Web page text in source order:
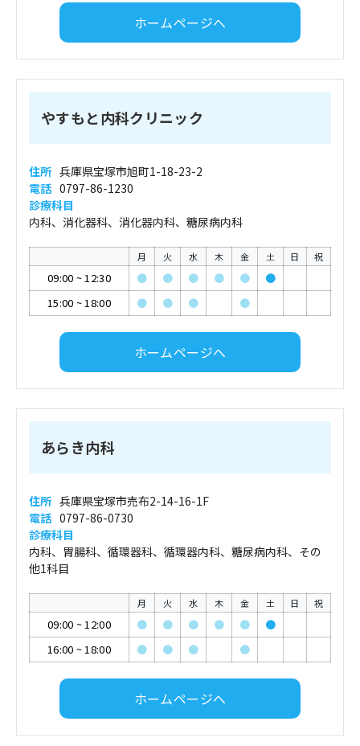
ホームページへ
やすもと内科クリニック
住所 兵庫県宝塚市旭町1-18-23-2
電話 0797-86-1230
診療科目
内科、消化器科、消化器内科、糖尿病内科
月 火 水 木 金 土 日 祝
09:00 ~12:30 ● ● ● ● ●
●
15:00 ~18:00 ● ● ● ●
ホームページへ
あらき内科
住所 兵庫県宝塚市売布2-14-16-1F
電話 0797-86-0730
診療科目
内科、胃腸科、循環器科、循環器内科、糖尿病内科、その
他1科目
月 火 水 木 金 土 日 祝
09:00 ~12:00 ● ● ● ● ●
●
16:00 ~18:00 ● ● ● ●
ホームページへ